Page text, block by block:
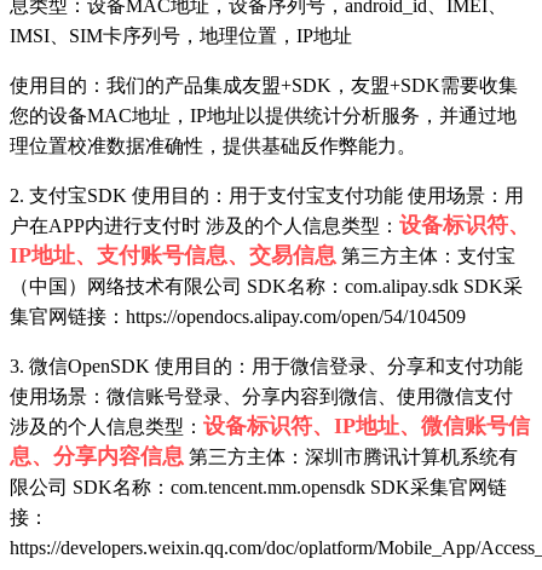
息类型：设备MAC地址，设备序列号，android_id、IMEI、
IMSI、SIM卡序列号，地理位置，IP地址
使用目的：我们的产品集成友盟+SDK，友盟+SDK需要收集
您的设备MAC地址，IP地址以提供统计分析服务，并通过地
理位置校准数据准确性，提供基础反作弊能力。
2. 支付宝SDK 使用目的：用于支付宝支付功能 使用场景：用
户在APP内进行支付时 涉及的个人信息类型： 设备标识符、
IP地址、支付账号信息、交易信息 第三方主体：支付宝
（中国）网络技术有限公司 SDK名称：com.alipay.sdk SDK采
集官网链接：https://opendocs.alipay.com/open/54/104509
3. 微信OpenSDK 使用目的：用于微信登录、分享和支付功能
使用场景：微信账号登录、分享内容到微信、使用微信支付
涉及的个人信息类型： 设备标识符、IP地址、微信账号信
息、分享内容信息 第三方主体：深圳市腾讯计算机系统有
限公司 SDK名称：com.tencent.mm.opensdk SDK采集官网链
接：
https://developers.weixin.qq.com/doc/oplatform/Mobile_App/